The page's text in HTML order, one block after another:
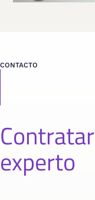
CONTACTO
Contratar
experto